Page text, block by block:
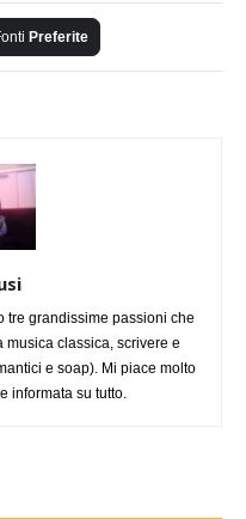
Preferite
tre grandissime passioni che
musica classica, scrivere e
e soap). Mi piace molto
informata su tutto.